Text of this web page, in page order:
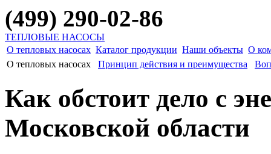
(499) 290-02-86
ТЕПЛОВЫЕ НАСОСЫ
О тепловых насосах Каталог продукции Наши объекты О
О тепловых насосах
Принцип действия и преимущества
Как обстоит дело с
Московской области